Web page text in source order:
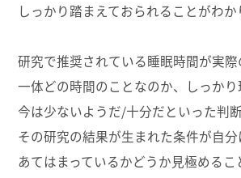
しっかり踏まえておられることがわか
研究で推奨されている睡眠時間が実際
一体どの時間のことなのか、しっかり
今は少ないようだ/十分だといった判
その研究の結果が生まれた条件が自分
あてはまっているかどうか見極めるこ